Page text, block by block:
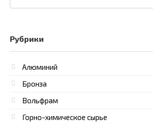
Рубрики
Алюминий
Бронза
Вольфрам
Горно-химическое сырье